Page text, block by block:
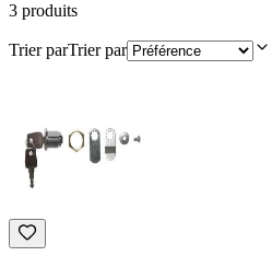
3 produits
Trier parTrier par